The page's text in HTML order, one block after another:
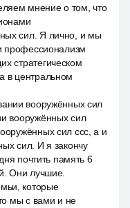
мнение о том, что
сил. Я лично, и мы
профессионализм
стратегическом
в центральном
вооружённых сил
вооружённых сил
сил ссс, а и
сил. И я закончу
почтить память 6
Они лучшие.
которые
мы с вами и не